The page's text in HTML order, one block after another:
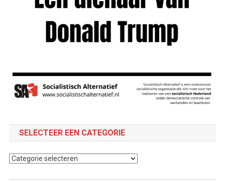
SELECTEER EEN CATEGORIE
Selecteer